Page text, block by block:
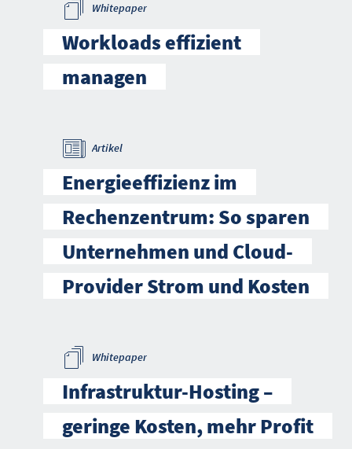
Whitepaper
Workloads effizient
managen
Artikel
Energieeffizienz im
Rechenzentrum: So sparen
Unternehmen und Cloud-
Provider Strom und Kosten
Whitepaper
Infrastruktur-Hosting –
geringe Kosten, mehr Profit